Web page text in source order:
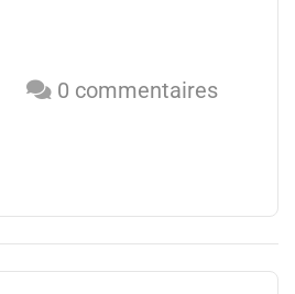
0 commentaires